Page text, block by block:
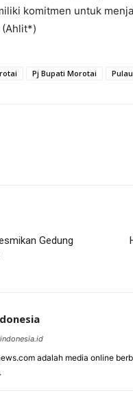
komitmen untuk
(Ahlit*)
Pj Bupati Morotai
Gedung
adalah media online